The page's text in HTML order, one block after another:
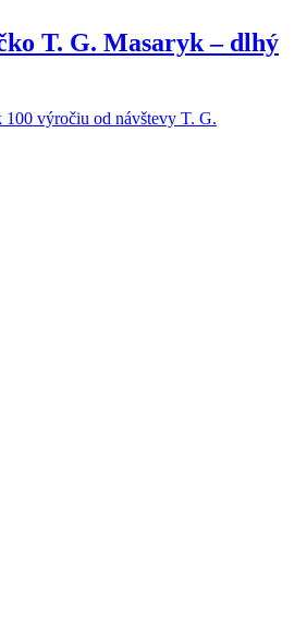
T. G. Masaryk – dlhý
100 výročiu od návštevy T. G.